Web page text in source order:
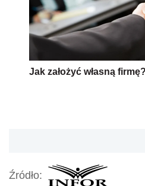
Jak założyć własną firmę?
Źródło: